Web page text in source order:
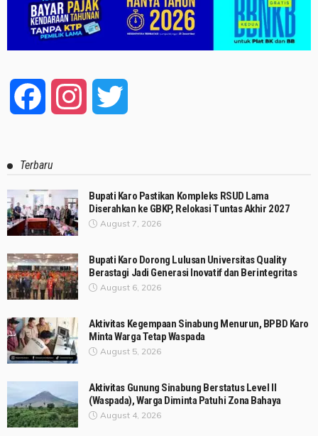
Facebook Instagram
Terbaru
Bupati Karo Pastikan Kompleks RSUD Lama
Diserahkan ke GBKP, Relokasi Tuntas Akhir 2027
August 7, 2026
Bupati Karo Dorong Lulusan Universitas Quality
Berastagi Jadi Generasi Inovatif dan Berintegritas
August 6, 2026
Aktivitas Kegempaan Sinabung Menurun, BPBD Karo
Minta Warga Tetap Waspada
August 5, 2026
Aktivitas Gunung Sinabung Berstatus Level II
(Waspada), Warga Diminta Patuhi Zona Bahaya
August 4, 2026